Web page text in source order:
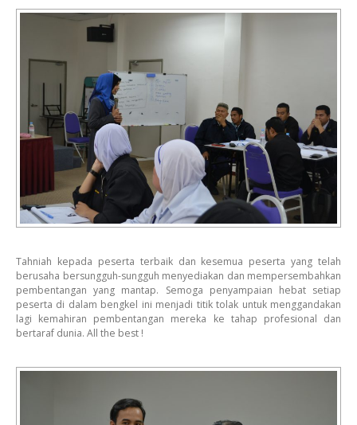
Tahniah kepada peserta terbaik dan kesemua peserta yang telah
berusaha bersungguh-sungguh menyediakan dan mempersembahkan
pembentangan yang mantap. Semoga penyampaian hebat setiap
peserta di dalam bengkel ini menjadi titik tolak untuk menggandakan
lagi kemahiran pembentangan mereka ke tahap profesional dan
bertaraf dunia. All the best !